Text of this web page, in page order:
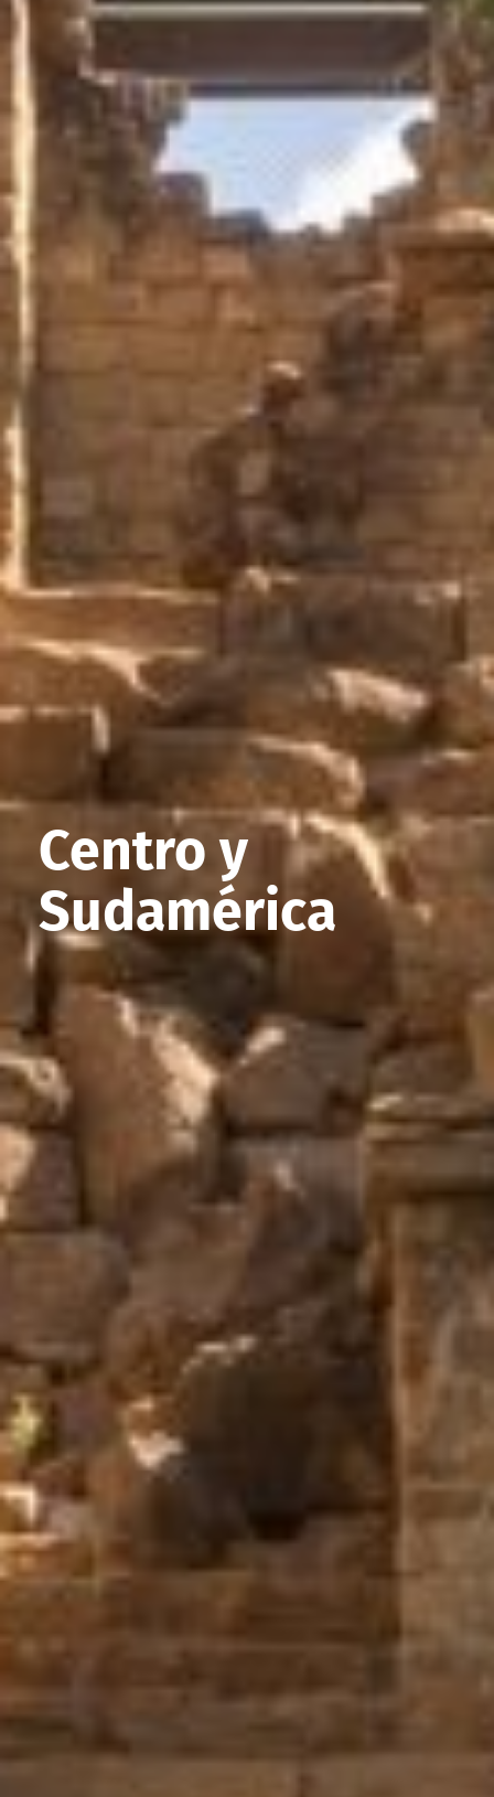
Centro y
Sudamérica